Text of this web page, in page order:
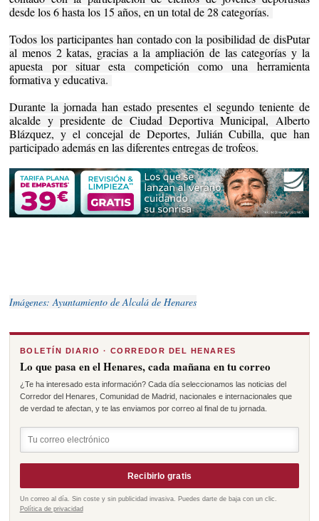
desde los 6 hasta los 15 años, en un total de 28 categorías.
Todos los participantes han contado con la posibilidad de disPutar
al menos 2 katas, gracias a la ampliación de las categorías y la
apuesta por situar esta competición como una herramienta
formativa y educativa.
Durante la jornada han estado presentes el segundo teniente de
alcalde y presidente de Ciudad Deportiva Municipal, Alberto
Blázquez, y el concejal de Deportes, Julián Cubilla, que han
participado además en las diferentes entregas de trofeos.
Imágenes: Ayuntamiento de Alcalá de Henares
BOLETÍN DIARIO · CORREDOR DEL HENARES
Lo que pasa en el Henares, cada mañana en tu correo
¿Te ha interesado esta información? Cada día seleccionamos las noticias del
Corredor del Henares, Comunidad de Madrid, nacionales e internacionales que
de verdad te afectan, y te las enviamos por correo al final de tu jornada.
Recibirlo gratis
Un correo al día. Sin coste y sin publicidad invasiva. Puedes darte de baja con un clic.
Política de privacidad